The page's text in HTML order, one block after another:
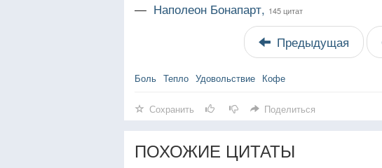
— Наполеон Бонапарт, 145 цитат
Предыдущая
Боль Тепло Удовольствие Кофе
Сохранить Поделиться
ПОХОЖИЕ ЦИТАТЫ